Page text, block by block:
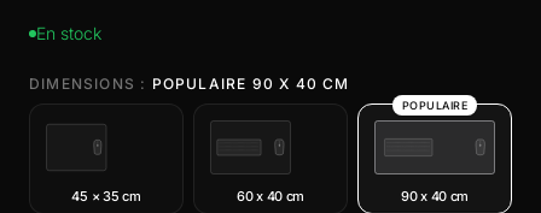
En stock
DIMENSIONS : POPULAIRE 90 X 40 CM
45 × 35 cm 60 x 40 cm
POPULAIRE
90 x 40 cm